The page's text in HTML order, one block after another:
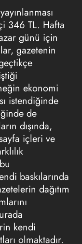
346 TL. Hafta
günü için
gazetenin
ekonomi
istendiğinde
de
dışında,
içleri ve
baskılarında
dağıtım
kendi
olmaktadır.